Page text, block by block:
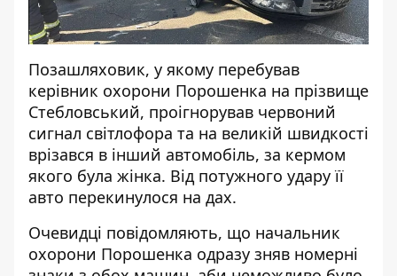
Позашляховик, у якому перебував
керівник охорони Порошенка на прізвище
Стебловський, проігнорував червоний
сигнал світлофора та на великій швидкості
врізався в інший автомобіль, за кермом
якого була жінка. Від потужного удару її
авто перекинулося на дах.
Очевидці повідомляють, що начальник
охорони Порошенка одразу зняв номерні